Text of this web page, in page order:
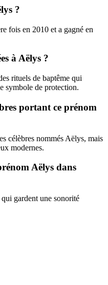
?
fois en 2010 et a gagné en
à Aëlys ?
rituels de baptême qui
symbole de protection.
portant ce prénom
célèbres nommés Aëlys, mais
modernes.
Aëlys dans
gardent une sonorité